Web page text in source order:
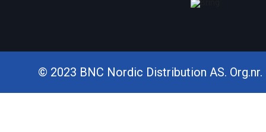
© 2023 BNC Nordic Distribution AS.